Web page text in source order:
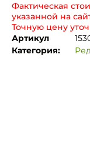
Фактическая
указанной на
Точную цену
Артикул
Категория: